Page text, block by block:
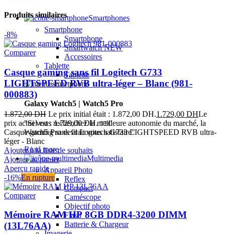
Smartphones
Smartphone
Smartphone
SmartwatchNEW
Accessoires
Tablette
Tablette
Galaxy Watch5 | Watch5 Pro
"Si vous recherchez la meilleure autonomie du marché, la
Watch5 Pro devrait vous satisfaire"
Read more
Multimedia
Appareil Photo
Reflex
Compact
Caméscope
Objectif photo
Flash
Batterie & Chargeur
Produits similaires
-8%
Comparer
Casque gaming sans fil Logitech G733
LIGHTSPEED RVB ultra-léger – Blanc (981-
000883)
1.872,00DH Le prix initial était : 1.872,00 DH.1.729,00 DHLe
prix actuel est : 1.729,00 DH. TTC
Casque gaming sans fil Logitech G733 LIGHTSPEED RVB ultra-
léger - Blanc
Ajouter à la liste de souhaits
Ajouter au panier
Aperçu rapide
-16%En rupture
Comparer
Mémoire RAM HP 8GB DDR4-3200 DIMM
(13L76AA)